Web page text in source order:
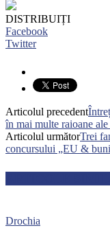
DISTRIBUIȚI
Facebook
Twitter
Articolul precedent
în mai multe raioane
Articolul următorTrei
concursului „EU &
Drochia